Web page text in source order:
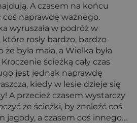
A czasem na końcu
naprawdę ważnego.
wyruszała w podróż w
rosły bardzo, bardzo
była mała, a Wielka była
ścieżką cały czas
jest jednak naprawdę
kiedy w lesie dzieje się
A przecież czasem wystarczy
ze ścieżki, by znaleźć coś
jagody, a czasem coś innego…